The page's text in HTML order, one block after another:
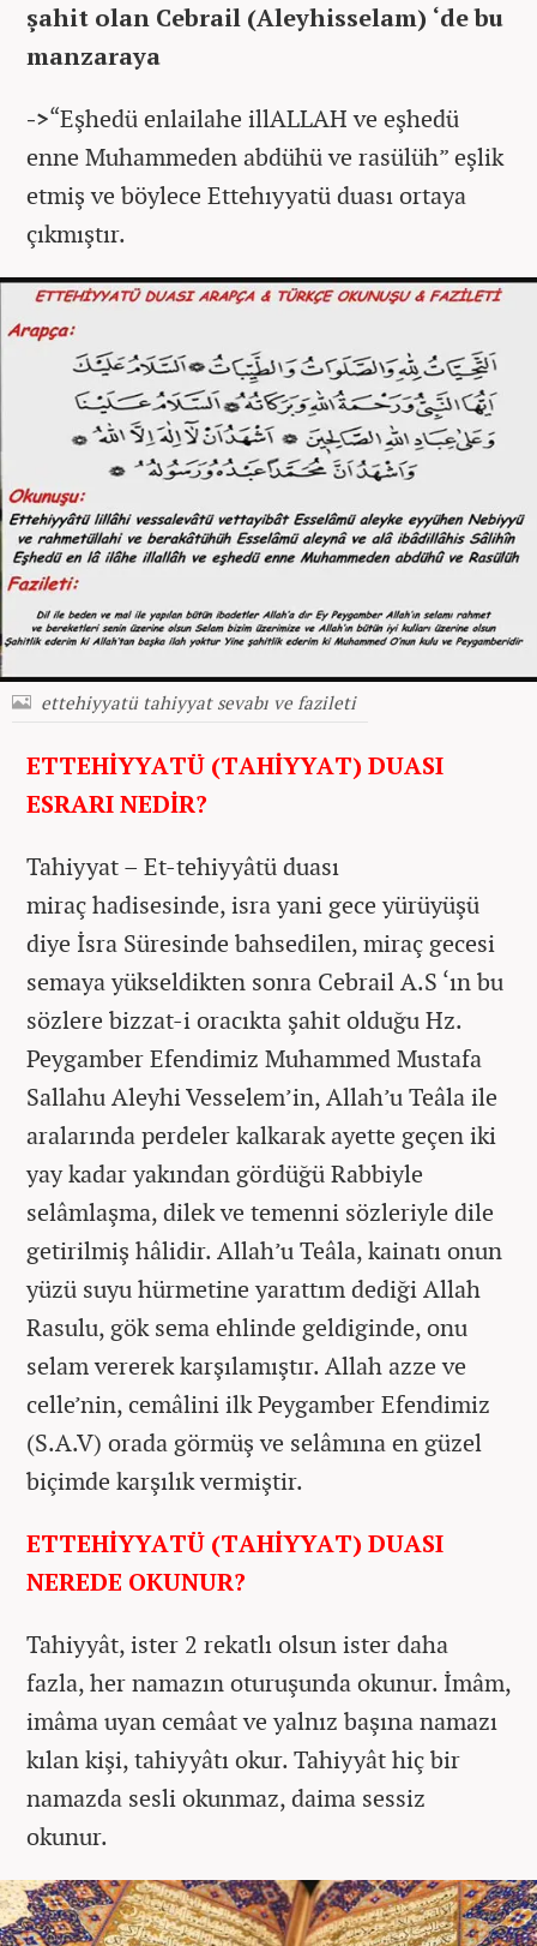
şahit olan Cebrail (Aleyhisselam) ‘de bu
manzaraya
->“Eşhedü enlailahe illALLAH ve eşhedü
enne Muhammeden abdühü ve rasülüh” eşlik
etmiş ve böylece Ettehıyyatü duası ortaya
çıkmıştır.
ettehiyyatü tahiyyat sevabı ve fazileti
ETTEHİYYATÜ (TAHİYYAT) DUASI
ESRARI NEDİR?
Tahiyyat – Et-tehiyyâtü duası
miraç hadisesinde, isra yani gece yürüyüşü
diye İsra Süresinde bahsedilen, miraç gecesi
semaya yükseldikten sonra Cebrail A.S ‘ın bu
sözlere bizzat-i oracıkta şahit olduğu Hz.
Peygamber Efendimiz Muhammed Mustafa
Sallahu Aleyhi Vesselem’in, Allah’u Teâla ile
aralarında perdeler kalkarak ayette geçen iki
yay kadar yakından gördüğü Rabbiyle
selâmlaşma, dilek ve temenni sözleriyle dile
getirilmiş hâlidir. Allah’u Teâla, kainatı onun
yüzü suyu hürmetine yarattım dediği Allah
Rasulu, gök sema ehlinde geldiginde, onu
selam vererek karşılamıştır. Allah azze ve
celle’nin, cemâlini ilk Peygamber Efendimiz
(S.A.V) orada görmüş ve selâmına en güzel
biçimde karşılık vermiştir.
ETTEHİYYATÜ (TAHİYYAT) DUASI
NEREDE OKUNUR?
Tahiyyât, ister 2 rekatlı olsun ister daha
fazla, her namazın oturuşunda okunur. İmâm,
imâma uyan cemâat ve yalnız başına namazı
kılan kişi, tahiyyâtı okur. Tahiyyât hiç bir
namazda sesli okunmaz, daima sessiz
okunur.